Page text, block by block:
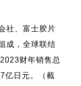
社、富士胶片
成，全球联结
财年销售总
亿日元。（截